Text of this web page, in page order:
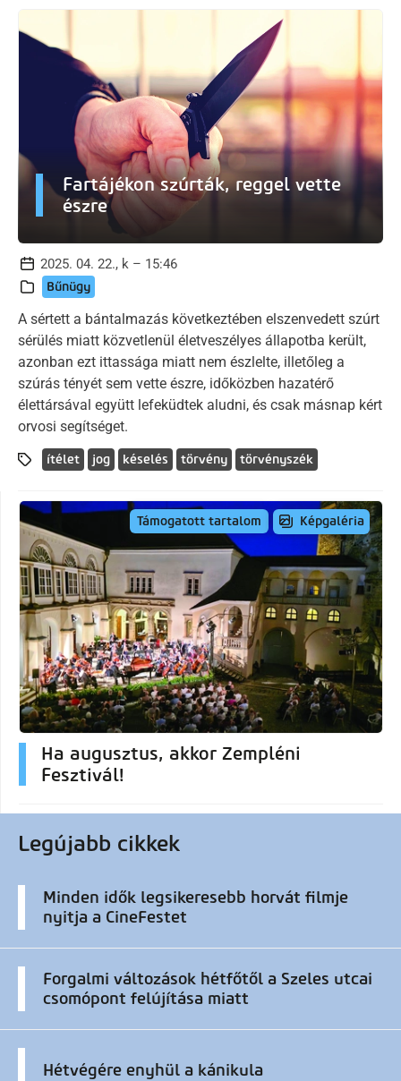
Fartájékon szúrták, reggel vette
észre
2025. 04. 22., k – 15:46
Bűnügy
A sértett a bántalmazás következtében elszenvedett szúrt
sérülés miatt közvetlenül életveszélyes állapotba került,
azonban ezt ittassága miatt nem észlelte, illetőleg a
szúrás tényét sem vette észre, időközben hazatérő
élettársával együtt lefeküdtek aludni, és csak másnap kért
orvosi segítséget.
ítélet jog késelés törvény törvényszék
Támogatott tartalom Képgaléria
Ha augusztus, akkor Zempléni
Fesztivál!
Legújabb cikkek
Minden idők legsikeresebb horvát filmje
nyitja a CineFestet
Forgalmi változások hétfőtől a Szeles utcai
csomópont felújítása miatt
Hétvégére enyhül a kánikula